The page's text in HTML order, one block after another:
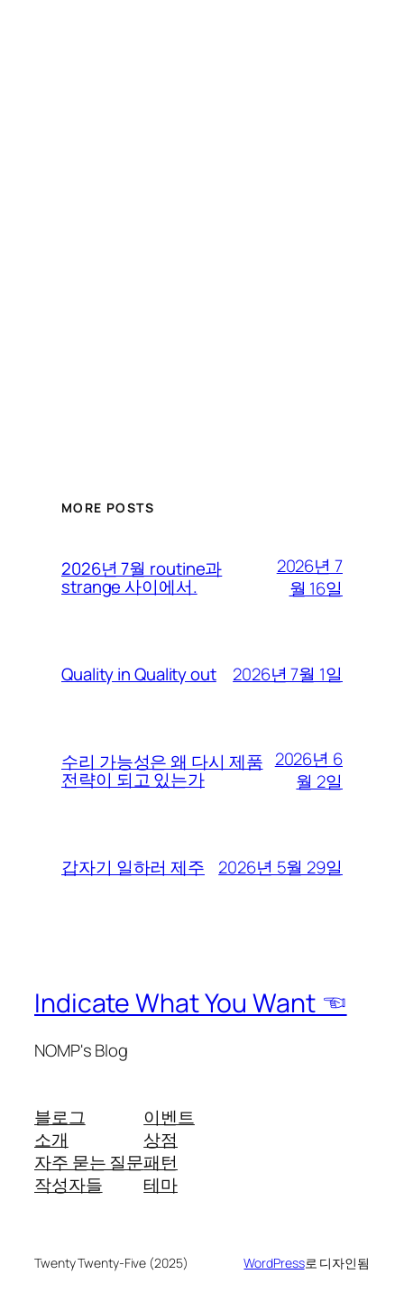
MORE POSTS
2026년 7월 routine과
strange 사이에서.
2026년 7
월 16일
Quality in Quality out 2026년 7월 1일
수리 가능성은 왜 다시 제품
전략이 되고 있는가
2026년 6
월 2일
갑자기 일하러 제주 2026년 5월 29일
Indicate What You Want ☜
NOMP's Blog
블로그
소개
자주 묻는 질문
작성자들
이벤트
상점
패턴
테마
Twenty Twenty-Five (2025) WordPress로 디자인됨